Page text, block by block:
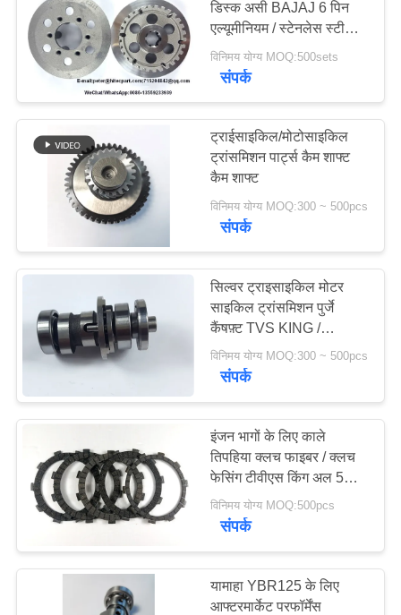
अनुरोध
करें
साइटमैप
PRIVACY
POLICY
डिस्क असी BAJAJ 6 पिन
एल्यूमीनियम / स्टेनलेस स्टील
सामग्री
विनिमय योग्य MOQ:500sets
संपर्क
ट्राईसाइकिल/मोटोसाइकिल
ट्रांसमिशन पार्ट्स कैम शाफ्ट
कैम शाफ्ट
विनिमय योग्य MOQ:300 ~ 500pcs
संपर्क
सिल्वर ट्राइसाइकिल मोटर
साइकिल ट्रांसमिशन पुर्जे
कैंषफ़्ट TVS KING /
TVS160 3W
विनिमय योग्य MOQ:300 ~ 500pcs
संपर्क
इंजन भागों के लिए काले
तिपहिया क्लच फाइबर / क्लच
फेसिंग टीवीएस किंग अल 5
पीएस
विनिमय योग्य MOQ:500pcs
संपर्क
यामाहा YBR125 के लिए
आफ्टरमार्केट परफॉर्मेंस